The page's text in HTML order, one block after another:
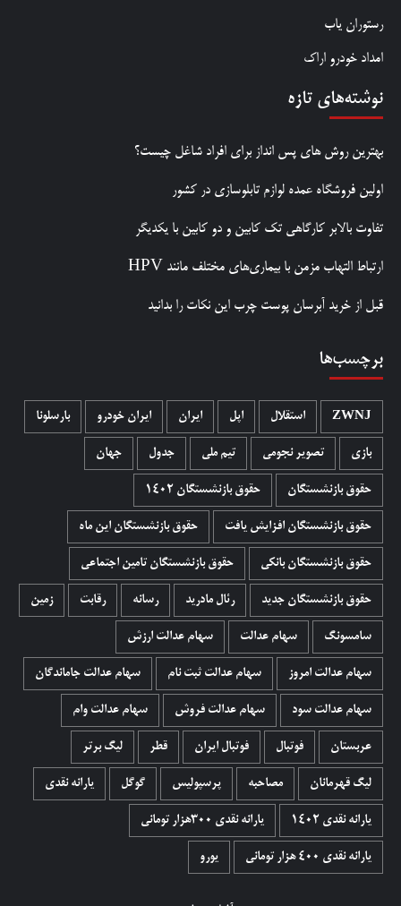
رستوران یاب
امداد خودرو اراک
نوشته‌های تازه
بهترین روش‌ های پس‌ انداز برای افراد شاغل چیست؟
اولین فروشگاه عمده لوازم تابلوسازی در کشور
تفاوت بالابر کارگاهی تک کابین و دو کابین با یکدیگر
ارتباط التهاب مزمن با بیماری‌های مختلف مانند HPV
قبل از خرید آبرسان پوست چرب این نکات را بدانید
برچسب‌ها
ZWNJ استقلال اپل ایران ایران خودرو بارسلونا
بازی تصویر نجومی تیم ملی جدول جهان
حقوق بازنشستگان حقوق بازنشستگان 1402
حقوق بازنشستگان افزایش یافت حقوق بازنشستگان این ماه
حقوق بازنشستگان بانکی حقوق بازنشستگان تامین اجتماعی
حقوق بازنشستگان جدید رئال مادرید رسانه رقابت زمین
سامسونگ سهام عدالت سهام عدالت ارزش
سهام عدالت امروز سهام عدالت ثبت نام سهام عدالت جاماندگان
سهام عدالت سود سهام عدالت فروش سهام عدالت وام
عربستان فوتبال فوتبال ایران قطر لیگ برتر
لیگ قهرمانان مصاحبه پرسپولیس گوگل یارانه نقدی
یارانه نقدی 1402 یارانه نقدی ۳۰۰هزار تومانی
یارانه نقدی ۴۰۰ هزار تومانی یورو